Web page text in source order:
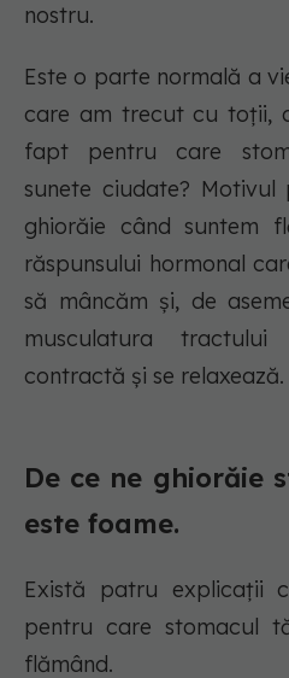
nostru.
Este o parte normală a
care am trecut cu toții,
fapt pentru care
sunete ciudate?
ghiorăie când suntem
răspunsului hormonal
să mâncăm și, de
musculatura
contractă și se relaxează.
De ce ne ghiorăie
este foame.
Există patru explicații
pentru care stomacul
flămând.